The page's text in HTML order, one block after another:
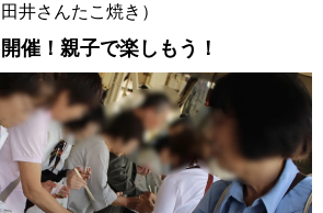
井さんたこ焼き）
催！親子で楽しもう！